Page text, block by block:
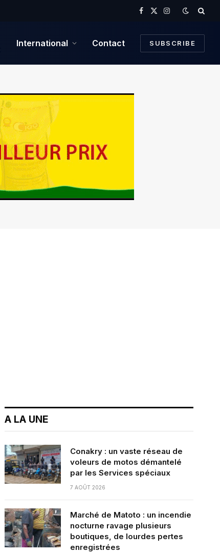
Facebook
X
Instagram
International Contact SUBSCRIBE
A LA UNE
Conakry : un vaste réseau de
voleurs de motos démantelé
par les Services spéciaux
7 AOÛT 2026
Marché de Matoto : un incendie
nocturne ravage plusieurs
boutiques, de lourdes pertes
enregistrées